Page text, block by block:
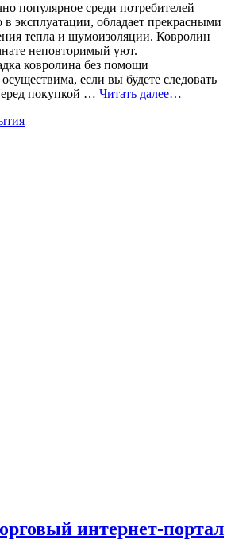
популярное среди потребителей
эксплуатации, обладает прекрасными
тепла и шумоизоляции. Ковролин
неповторимый уют.
ковролина без помощи
если вы будете следовать
покупкой … Читать далее…
интернет-портал